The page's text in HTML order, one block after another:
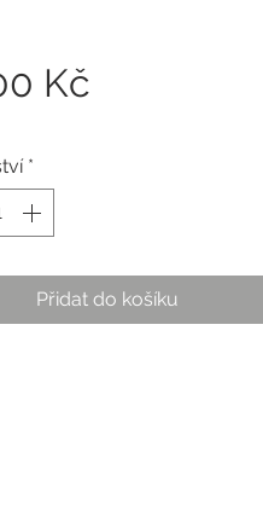
KčCena
*
Přidat do košíku